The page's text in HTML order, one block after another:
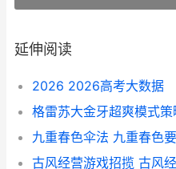
延伸阅读
2026 2026高考大数据
格雷苏大金牙超爽模式
九重春色伞法 九重春色
古风经营游戏招揽 古风